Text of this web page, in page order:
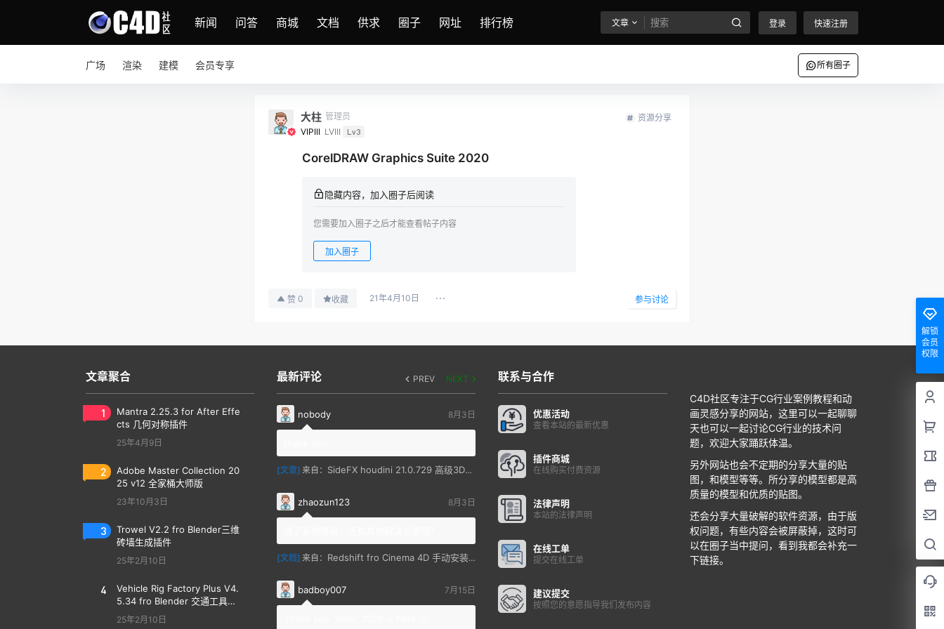
新闻 问答 商城 文档 供求 圈子 网址 排行榜 文章 登录 快速注册
广场 渲染 建模 会员专享 所有圈子
大柱 管理员
VIPIII LVIII Lv3
资源分享
CorelDRAW Graphics Suite 2020
隐藏内容，加入圈子后阅读
您需要加入圈子之后才能查看帖子内容
加入圈子
赞 0 收藏 21年4月10日 参与讨论
解锁
会员
权限
文章聚合
1
Mantra 2.25.3 for After Effe
cts 几何对称插件
25年4月9日
2
Adobe Master Collection 20
25 v12 全家桶大师版
23年10月3日
3
Trowel V2.2 fro Blender三维
砖墙生成插件
25年2月10日
4
Vehicle Rig Factory Plus V4.
5.34 fro Blender 交通工具汽
车绑定插件
25年2月10日
最新评论 PREV NEXT
nobody 8月3日
[文章] 来自： SideFX houdini 21.0.729 高级3D特效软件
zhaozun123 8月3日
[文档] 来自： Redshift fro Cinema 4D 手动安装教程
badboy007 7月15日
联系与合作
优惠活动
查看本站的最新优惠
插件商城
在线购买付费资源
法律声明
本站的法律声明
在线工单
提交在线工单
建议提交
按照您的意愿指导我们发布内容
C4D社区专注于CG行业案例教程和动
画灵感分享的网站，这里可以一起聊聊
天也可以一起讨论CG行业的技术问
题，欢迎大家踊跃体温。
另外网站也会不定期的分享大量的贴
图，和模型等等。所分享的模型都是高
质量的模型和优质的贴图。
还会分享大量破解的软件资源，由于版
权问题，有些内容会被屏蔽掉，这时可
以在圈子当中提问，看到我都会补充一
下链接。